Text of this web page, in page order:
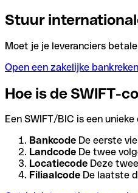
Stuur
Moet je je leveranciers
Open een zakelijke
Hoe is de SWIFT-
Een SWIFT/BIC is een
Bankcode De eerste
Landcode De twee
Locatiecode Deze
Filiaalcode De laatste